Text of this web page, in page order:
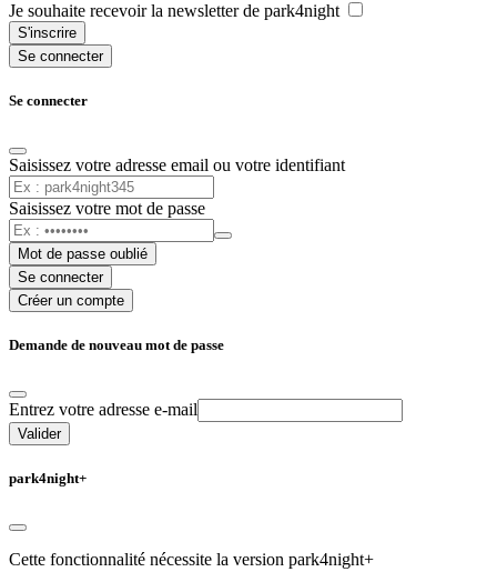
Je souhaite recevoir la newsletter de park4night
S'inscrire
Se connecter
Se connecter
Saisissez votre adresse email ou votre identifiant
Saisissez votre mot de passe
Mot de passe oublié
Se connecter
Créer un compte
Demande de nouveau mot de passe
Entrez votre adresse e-mail
Valider
park4night+
Cette fonctionnalité nécessite la version park4night+